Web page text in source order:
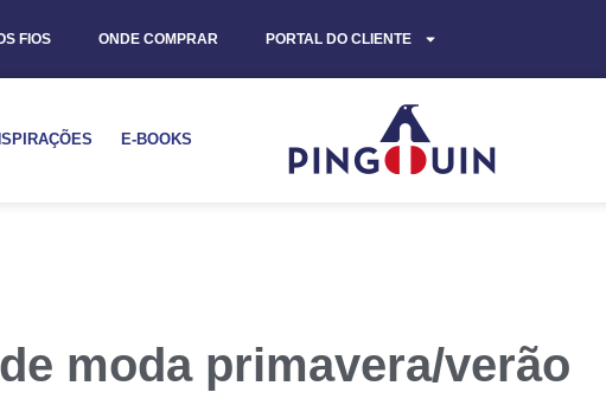
FIOS ONDE COMPRAR PORTAL DO CLIENTE
E-BOOKS
moda primavera/verão